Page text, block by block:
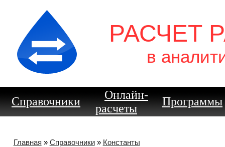
РАСЧЕТ
в
Справочники
Онлайн-
расчеты
Программы
Главная » Справочники» Константы